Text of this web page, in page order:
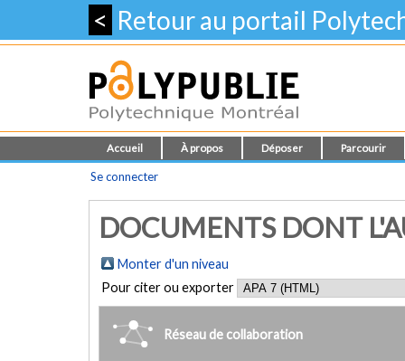
< Retour au portail
Accueil À propos Déposer Parcourir
Se connecter
DOCUMENTS DONT
Monter d'un niveau
Pour citer ou exporter
Réseau de collaboration